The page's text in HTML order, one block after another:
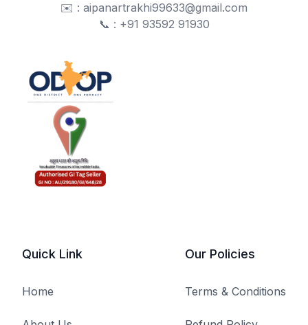
✉️ : aipanartrakhi99633@gmail.com
📞 : +91 93592 91930
Quick Link
Home
Our Policies
Terms & Conditions